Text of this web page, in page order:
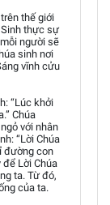
thế giới
Sinh thực sự
người sẽ
sinh nơi
vĩnh cửu
“Lúc khởi
Chúa
với nhân
“Lời Chúa
đường con
để Lời Chúa
ta. Từ đó,
của ta.